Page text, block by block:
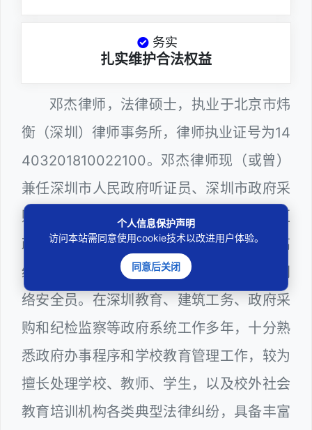
务实
扎实维护合法权益
邓杰律师，法律硕士，执业于北京市炜
衡（深圳）律师事务所，律师执业证号为14
403201810022100。邓杰律师现（或曾）
兼任深圳市人民政府听证员、深圳市政府采
购评审专家（法律类），曾担任深圳市某区
政府部门公职律师、深圳市某区公办学校高
级教师、建设工程定标专家、计算机信息网
络安全员。在深圳教育、建筑工务、政府采
购和纪检监察等政府系统工作多年，十分熟
悉政府办事程序和学校教育管理工作，较为
擅长处理学校、教师、学生，以及校外社会
教育培训机构各类典型法律纠纷，具备丰富
个人信息保护声明
访问本站需同意使用cookie技术以改进用户体验。
同意后关闭